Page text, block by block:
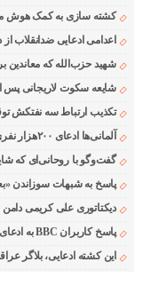
کشته سازی به کمک هوش
اعدامی ادعایی ضدانقلاب
شهید حزب‌الله که معاندین
شایعه سکوت لاریجانی پس
تکذیب ارتباط سه نفتکش
آلمانی‌ها ادعای ۲۰۰هزار نفری مونیخ را زیر سوال بردند
گفت‌وگو با روحانی‌ای که
پاسخ به شبهات سوزاندن
دیکتاتوری علی کریمی دامن
پاسخ کاربران BBC به ادعای ارژنگ امیرفضلی
این کشته ادعایی، بلاگر